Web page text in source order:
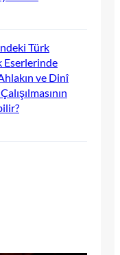
Türk
Eserlerinde
ve Dinî